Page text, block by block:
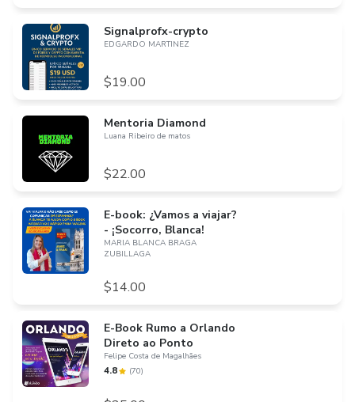
Signalprofx-crypto
EDGARDO MARTINEZ
$19.00
Mentoria Diamond
Luana Ribeiro de matos
$22.00
E-book: ¿Vamos a viajar?
- ¡Socorro, Blanca!
MARIA BLANCA BRAGA
ZUBILLAGA
$14.00
E-Book Rumo a Orlando
Direto ao Ponto
Felipe Costa de Magalhães
4.8 (70)